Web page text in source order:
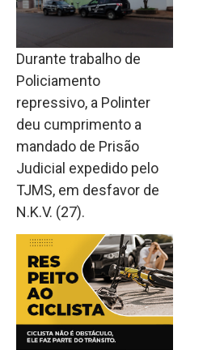
Durante trabalho de
Policiamento
repressivo, a Polinter
deu cumprimento a
mandado de Prisão
Judicial expedido pelo
TJMS, em desfavor de
N.K.V. (27).